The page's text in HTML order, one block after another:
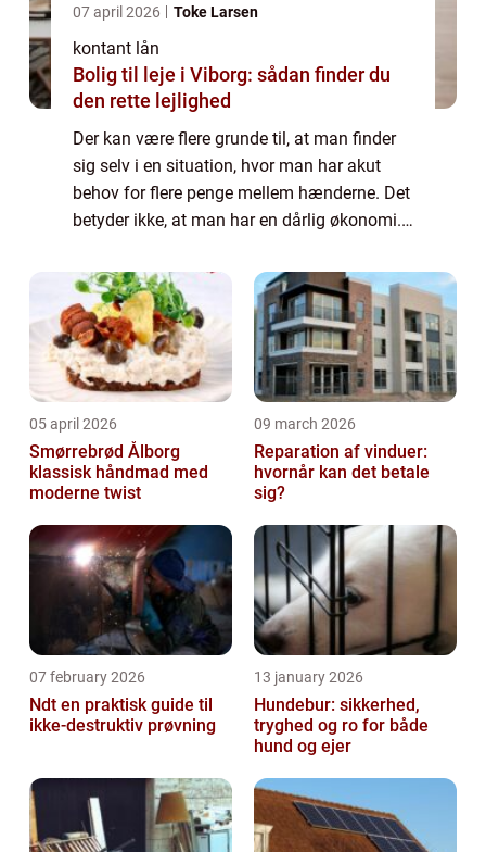
07 april 2026 Toke Larsen
kontant lån
Bolig til leje i Viborg: sådan finder du
den rette lejlighed
Der kan være flere grunde til, at man finder
sig selv i en situation, hvor man har akut
behov for flere penge mellem hænderne. Det
betyder ikke, at man har en dårlig økonomi.
05 april 2026
Smørrebrød Ålborg
klassisk håndmad med
moderne twist
09 march 2026
Reparation af vinduer:
hvornår kan det betale
sig?
07 february 2026
Ndt en praktisk guide til
ikke-destruktiv prøvning
13 january 2026
Hundebur: sikkerhed,
tryghed og ro for både
hund og ejer